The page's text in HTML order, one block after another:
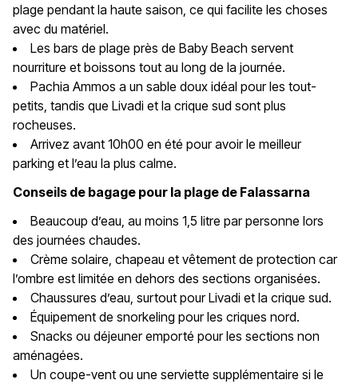
plage pendant la haute saison, ce qui facilite les choses
avec du matériel.
Les bars de plage près de Baby Beach servent
nourriture et boissons tout au long de la journée.
Pachia Ammos a un sable doux idéal pour les tout-
petits, tandis que Livadi et la crique sud sont plus
rocheuses.
Arrivez avant 10h00 en été pour avoir le meilleur
parking et l’eau la plus calme.
Conseils de bagage pour la plage de Falassarna
Beaucoup d’eau, au moins 1,5 litre par personne lors
des journées chaudes.
Crème solaire, chapeau et vêtement de protection car
l’ombre est limitée en dehors des sections organisées.
Chaussures d’eau, surtout pour Livadi et la crique sud.
Équipement de snorkeling pour les criques nord.
Snacks ou déjeuner emporté pour les sections non
aménagées.
Un coupe-vent ou une serviette supplémentaire si le